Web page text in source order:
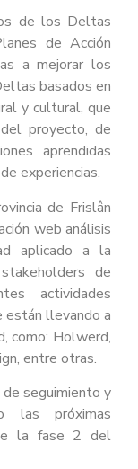
de los Deltas
de Acción
a mejorar los
basados en
y cultural, que
proyecto, de
aprendidas
experiencias.
de Frislân
web análisis
aplicado a la
de
actividades
están llevando a
como: Holwerd,
entre otras.
seguimiento y
las próximas
la fase 2 del